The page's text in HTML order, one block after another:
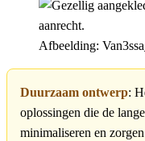
Afbeelding:
Duurzaam ontwerp:
oplossingen die de
minimaliseren en